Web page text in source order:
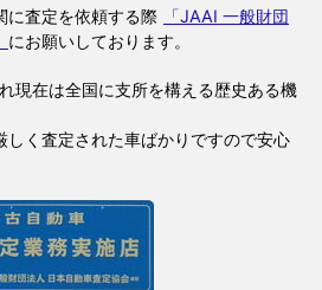
に査定を依頼する際
「JAAI 一般財団
にお願いしております。
現在は全国に支所を構える歴史ある機
しく査定された車ばかりですので安心